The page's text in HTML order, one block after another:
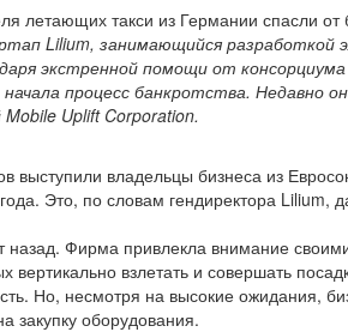
Lilium, занимающийся разработкой
экстренной помощи от
процесс банкротства. Недавно
Uplift Corporation.
выступили владельцы бизнеса из
Это, по словам гендиректора Lilium,
назад. Фирма привлекла внимание
вертикально взлетать и совершать
Но, несмотря на высокие ожидания,
закупку оборудования.